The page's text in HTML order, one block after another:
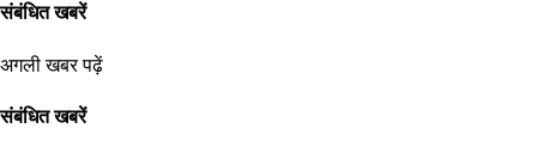
संबंधित खबरें
अगली खबर पढ़ें
संबंधित खबरें